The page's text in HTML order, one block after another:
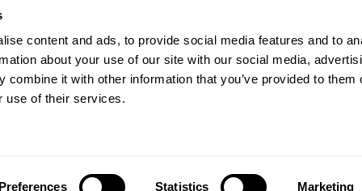
content and ads, to provide social media features and to
about your use of our site with our social media,
combine it with other information that you’ve provided to them
use of their services.
Preferences Statistics Marketing
Eşleştir!
Space Rescue
Matematik Çılgınlığı
Bilye Yarışı
Renkli Arı
Zİhinsel Çeviklik
Çevrimiçi Bellek